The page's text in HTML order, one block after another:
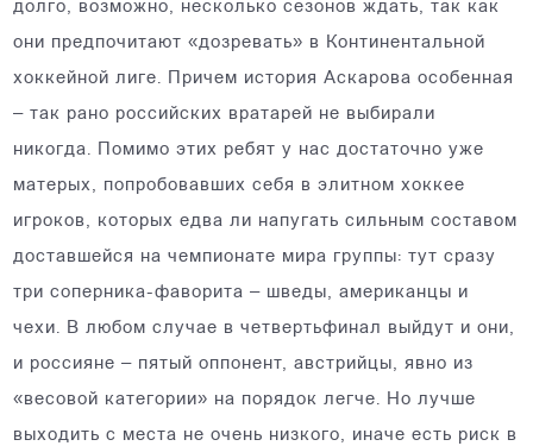
долго, возможно, несколько сезонов ждать, так как
они предпочитают «дозревать» в Континентальной
хоккейной лиге. Причем история Аскарова особенная
– так рано российских вратарей не выбирали
никогда. Помимо этих ребят у нас достаточно уже
матерых, попробовавших себя в элитном хоккее
игроков, которых едва ли напугать сильным составом
доставшейся на чемпионате мира группы: тут сразу
три соперника-фаворита – шведы, американцы и
чехи. В любом случае в четвертьфинал выйдут и они,
и россияне – пятый оппонент, австрийцы, явно из
«весовой категории» на порядок легче. Но лучше
выходить с места не очень низкого, иначе есть риск в